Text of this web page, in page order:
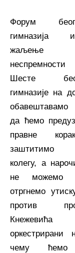
Форум
гимназија
жаљење
Шесте
гимназије на
обавештавамо
да ћемо
правне
заштитимо
колегу, а
не можемо
отргнемо
против
оркестрирани
чему